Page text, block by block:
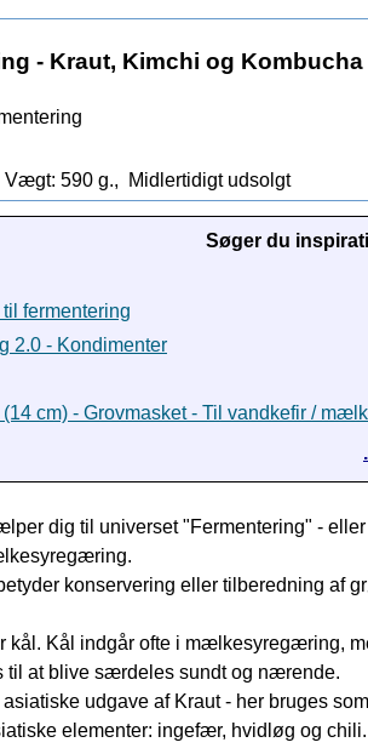
- Kraut, Kimchi og Kombucha
Vægt: 590 g., Midlertidigt udsolgt
Søger du
fermentering
2.0 - Kondimenter
cm) - Grovmasket - Til vandkefir /
dig til universet "Fermentering" -
konservering eller tilberedning af
kål. Kål indgår ofte i mælkesyregæring,
til at blive særdeles sundt og nærende.
udgave af Kraut - her bruges
elementer: ingefær, hvidløg og chili.